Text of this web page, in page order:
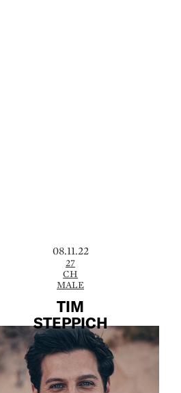
08.11.22
27
CH
MALE
TIM
STEPPICH